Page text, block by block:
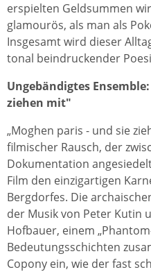
erspielten Geldsummen
glamourös, als man als
Insgesamt wird dieser
tonal beindruckender
Ungebändigtes
ziehen mit"
„Moghen paris - und sie
filmischer Rausch, der
Dokumentation
Film den einzigartigen
Bergdorfes. Die
der Musik von Peter Kutin
Hofbauer, einem
Bedeutungsschichten
Copony ein, wie der fast